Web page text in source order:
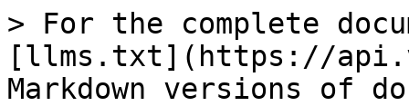
> For the complete
[llms.txt](https://
Markdown versions of